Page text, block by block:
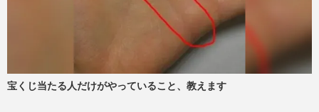
《好きな／苦手な元NHKアナランキン
グ》武田真一を抑えて有働由美子が圧倒的
1位、膳場貴子、青井実を抑えた…
2026/5/14
《苦手な元NHKアナランキング》膳場貴
宝くじ当たる人だけがやっていること、教えます